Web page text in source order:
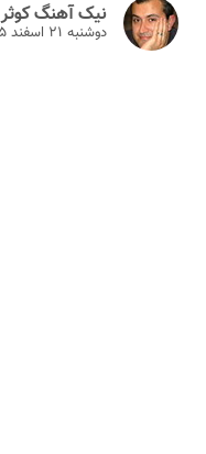
نیک آهنگ کوثر
دوشنبه ۲۱ اسفند ۱۳۸۵